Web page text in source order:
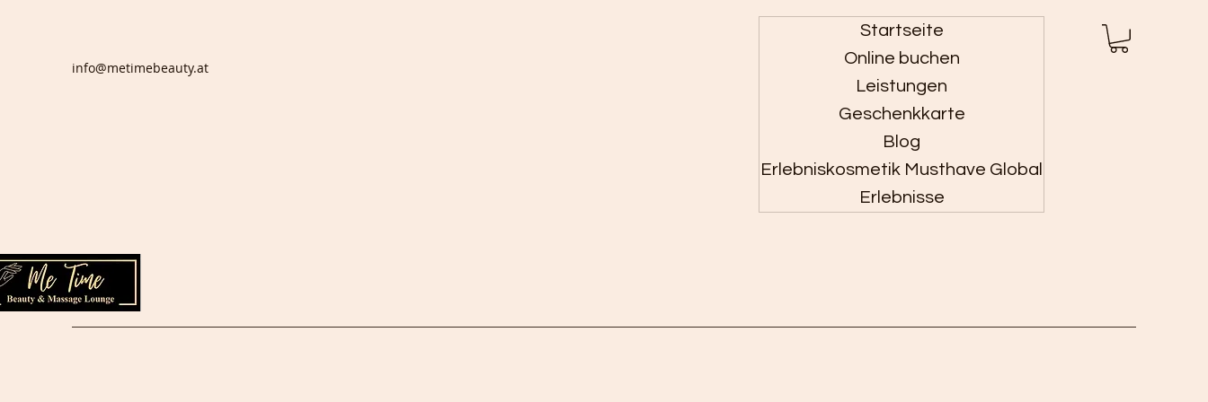
info@metimebeauty.at
Anmelden
Startseite
Online buchen
Leistungen
Geschenkkarte
Blog
Erlebniskosmetik Musthave Global
Erlebnisse